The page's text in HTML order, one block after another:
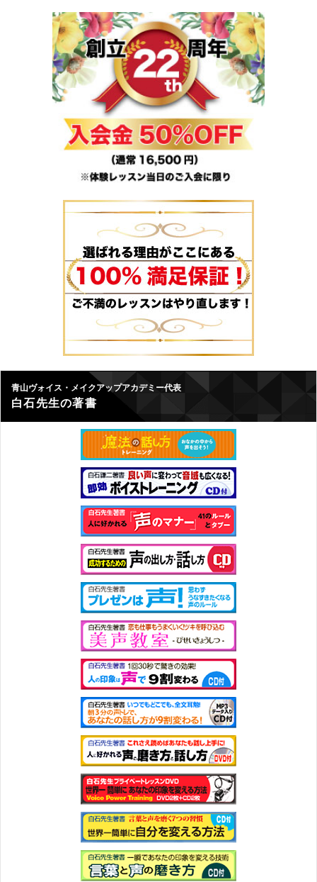
青山ヴォイス・メイクアップアカデミー代表
白石先生の著書